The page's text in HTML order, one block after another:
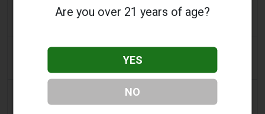
利润高于学生：价值十亿美元的电子烟丑闻正在毒害纳
7NEWS Australia 3 days ago
少年在曼多拉法院因黑天鹅电子烟视频被起诉
Are you over 21 years of age?
YES
NO